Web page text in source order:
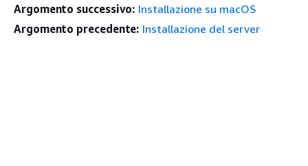
Argomento successivo: Installazione su macOS
Argomento precedente: Installazione del server